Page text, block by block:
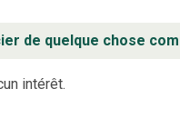
de quelque chose
intérêt.